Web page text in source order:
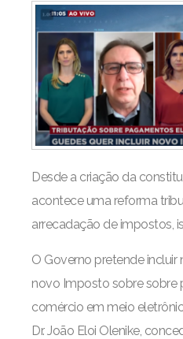
Desde a criação da
acontece uma reforma
arrecadação de impostos,
O Governo pretende incluir
novo Imposto sobre sobre
comércio em meio
Dr. João Eloi Olenike,